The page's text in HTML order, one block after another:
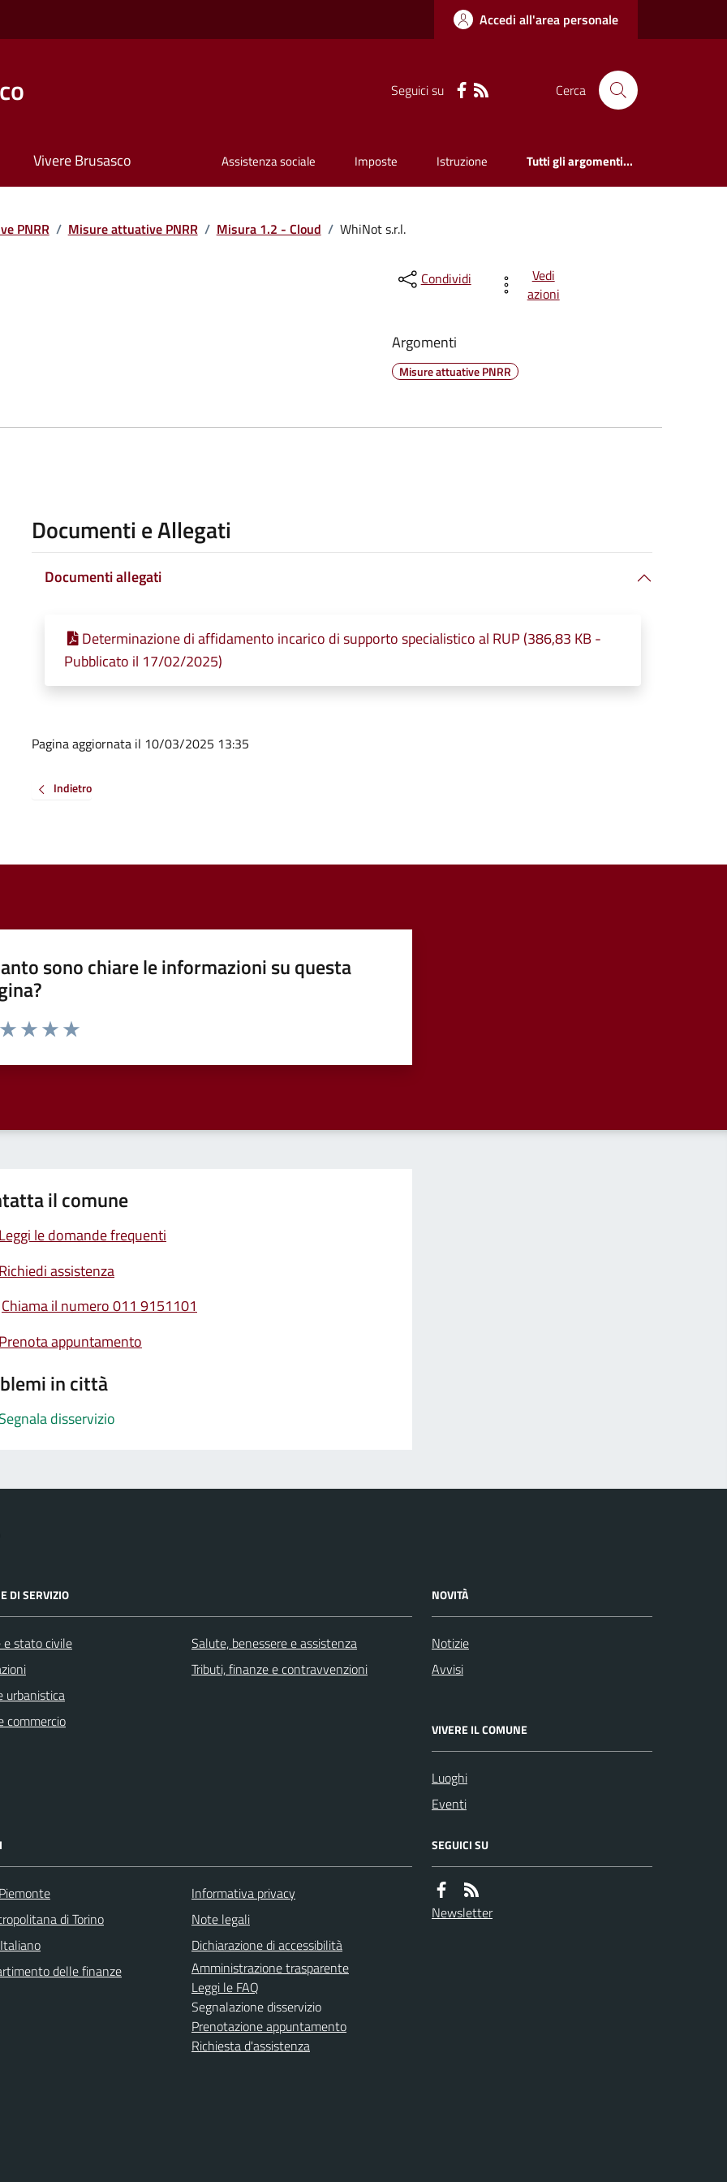
Accedi all'area personale
Seguici su Cerca
Vivere Brusasco Assistenza sociale Imposte Istruzione Tutti gli argomenti...
PNRR / Misure attuative PNRR / Misura 1.2 - Cloud / WhiNot s.r.l.
Condividi
Vedi
azioni
Argomenti
Misure attuative PNRR
Documenti e Allegati
Documenti allegati
Determinazione di affidamento incarico di supporto specialistico al RUP (386,83 KB -
Pubblicato il 17/02/2025)
Pagina aggiornata il 10/03/2025 13:35
Indietro
sono chiare le informazioni su questa
da 1 a 5 stelle la pagina
il comune
Leggi le domande frequenti
Richiedi assistenza
Chiama il numero 011 9151101
Prenota appuntamento
in città
Segnala disservizio
DI SERVIZIO
e stato civile
urbanistica
commercio
Salute, benessere e assistenza
Tributi, finanze e contravvenzioni
NOVITÀ
Notizie
Avvisi
VIVERE IL COMUNE
Luoghi
Eventi
di Torino
delle finanze
Informativa privacy
Note legali
Dichiarazione di accessibilità
Amministrazione trasparente
Leggi le FAQ
Segnalazione disservizio
Prenotazione appuntamento
Richiesta d'assistenza
SEGUICI SU
Newsletter